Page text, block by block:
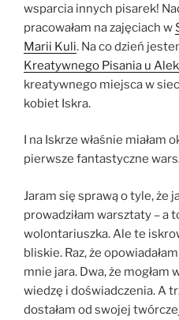
wsparcia innych pisarek!
pracowałam na zajęciach w
Marii Kuli. Na co dzień
Kreatywnego Pisania u
kreatywnego miejsca w
kobiet Iskra.
I na Iskrze właśnie
pierwsze fantastyczne
Jaram się sprawą o tyle, że
prowadziłam warsztaty – a
wolontariuszka. Ale te
bliskie. Raz, że
mnie jara. Dwa, że mogłam
wiedzę i doświadczenia. A
dostałam od swojej